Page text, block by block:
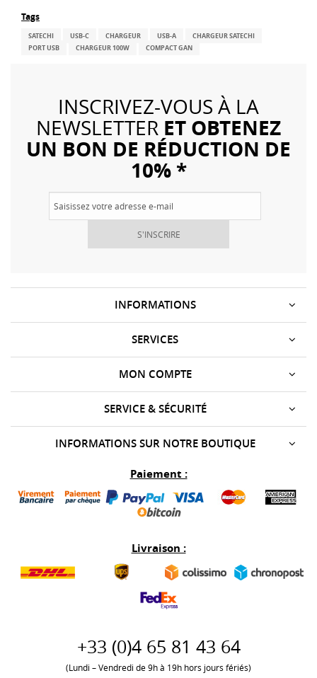
Tags
SATECHI USB-C CHARGEUR USB-A
CHARGEUR SATECHI
PORT USB
CHARGEUR 100W COMPACT GAN
INSCRIVEZ-VOUS À LA
NEWSLETTER ET OBTENEZ
UN BON DE RÉDUCTION DE
10% *
S'INSCRIRE
INFORMATIONS
SERVICES
SERVICE & SÉCURITÉ
MON COMPTE
INFORMATIONS SUR NOTRE BOUTIQUE
Paiement :
Livraison :
+33 (0)4 65 81 43 64
(Lundi – Vendredi de 9h à 19h hors jours fériés)